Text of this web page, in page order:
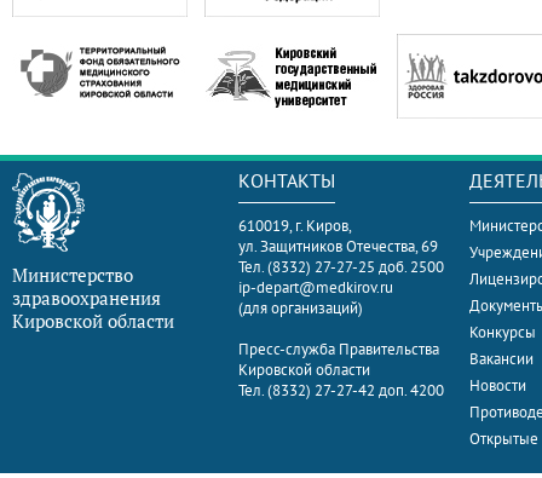
Министерство
здравоохранения
Кировской области
КОНТАКТЫ
610019, г. Киров,
ул. Защитников Отечества, 69
Тел. (8332) 27-27-25 доб. 2500
ip-depart@medkirov.ru
(для организаций)
Пресс-служба Правительства
Кировской области
Тел. (8332) 27-27-42 доп. 4200
Конкурсы
Вакансии
Новости